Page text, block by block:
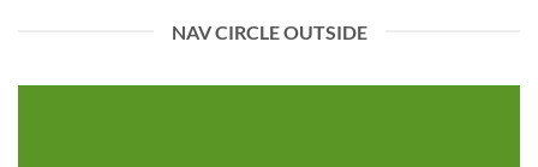
NAV CIRCLE OUTSIDE